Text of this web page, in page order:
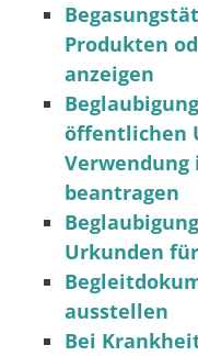
Produkten
anzeigen
öffentlichen
Verwendung
beantragen
Urkunden
ausstellen
Bei